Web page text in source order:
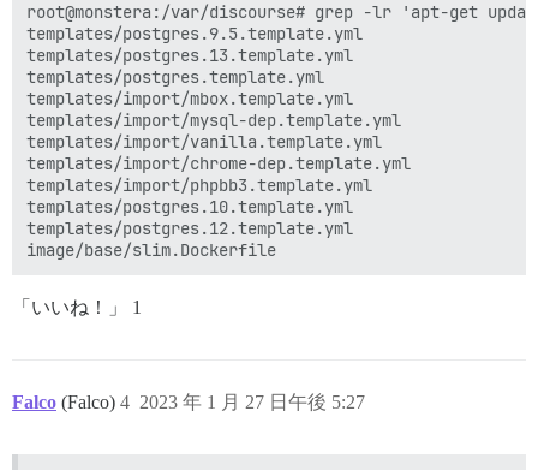
root@monstera:/var/discourse# grep -lr 'apt-get
templates/postgres.9.5.template.yml
templates/postgres.13.template.yml
templates/postgres.template.yml
templates/import/mbox.template.yml
templates/import/mysql-dep.template.yml
templates/import/vanilla.template.yml
templates/import/chrome-dep.template.yml
templates/import/phpbb3.template.yml
templates/postgres.10.template.yml
templates/postgres.12.template.yml
「いいね！」 1
Falco (Falco) 2023 年 1 月 27 日午後 5:27
4